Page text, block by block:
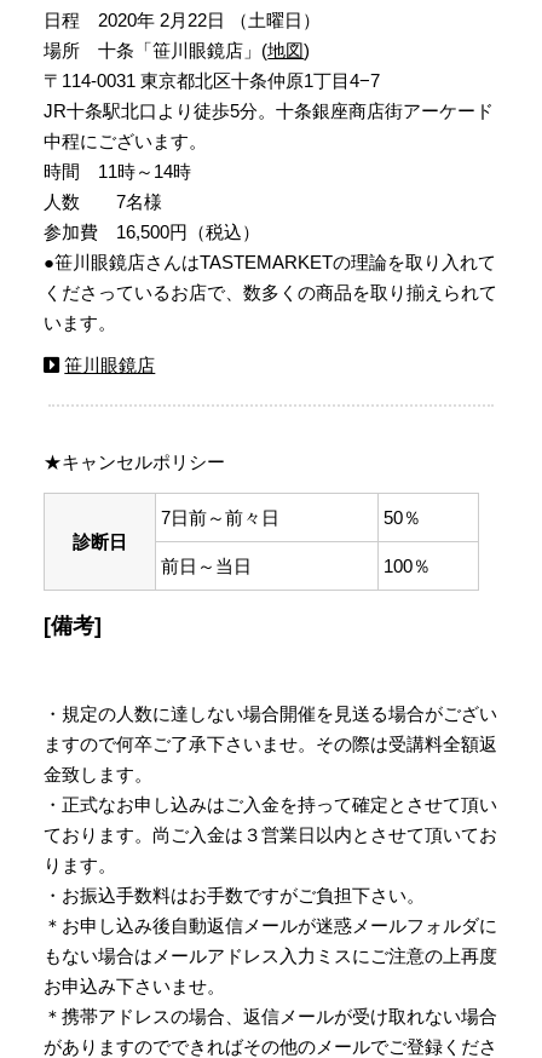
日程 2020年 2月22日 （土曜日）
場所 十条「笹川眼鏡店」(地図)
〒114-0031 東京都北区十条仲原1丁目4−7
JR十条駅北口より徒歩5分。十条銀座商店街アーケード
中程にございます。
時間 11時～14時
人数 7名様
参加費 16,500円（税込）
●笹川眼鏡店さんはTASTEMARKETの理論を取り入れて
くださっているお店で、数多くの商品を取り揃えられて
います。
笹川眼鏡店
★キャンセルポリシー
診断日
7日前～前々日 50％
前日～当日 100％
[備考]
・規定の人数に達しない場合開催を見送る場合がござい
ますので何卒ご了承下さいませ。その際は受講料全額返
金致します。
・正式なお申し込みはご入金を持って確定とさせて頂い
ております。尚ご入金は３営業日以内とさせて頂いてお
ります。
・お振込手数料はお手数ですがご負担下さい。
＊お申し込み後自動返信メールが迷惑メールフォルダに
もない場合はメールアドレス入力ミスにご注意の上再度
お申込み下さいませ。
＊携帯アドレスの場合、返信メールが受け取れない場合
がありますのでできればその他のメールでご登録くださ